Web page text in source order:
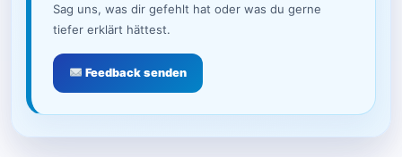
Sag uns, was dir gefehlt hat oder was du gerne
tiefer erklärt hättest.
Feedback senden